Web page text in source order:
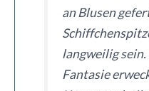
an Blusen
langweilig
Fantasie